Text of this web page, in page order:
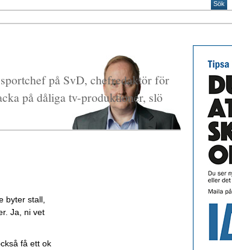
på SvD, chefredaktör för
på dåliga tv-produktioner, slö
byter stall,
Ja, ni vet
få ett ok